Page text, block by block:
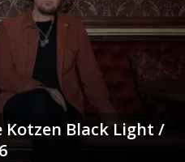
Kotzen Black Light /